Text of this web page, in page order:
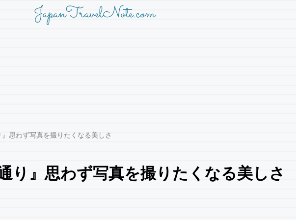
JapanTravelNote.com
思わず写真を撮りたくなる美しさ
り』思わず写真を撮りたくなる美しさ